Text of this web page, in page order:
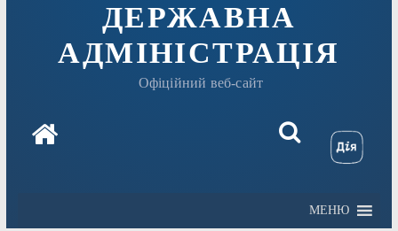
ДЕРЖАВНА
АДМІНІСТРАЦІЯ
Офіційний веб-сайт
МЕНЮ